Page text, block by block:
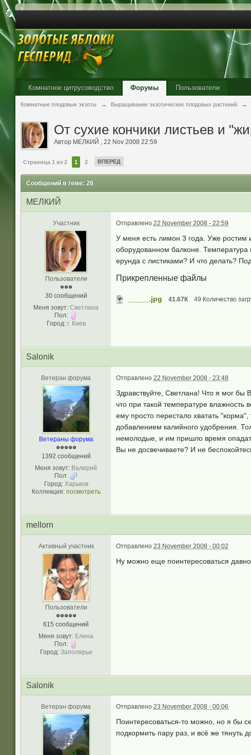
Комнатное цитрусоводство Форумы Пользователи
Комнатные плодовые экзоты → Выращивание экзотических плодовых растений →
От сухие кончики листьев и
Автор МЕЛКИЙ , 22 Nov 2008 22:59
Страница 1 из 2 1 2 ВПЕРЕД
Сообщений в теме: 26
МЕЛКИЙ
Участник
Пользователи
30 сообщений
Меня зовут: Светлана
Пол:
Город: г. Киев
Отправлено 22 November 2008 - 22:59
У меня есть лимон 3 года. Уже ростим
оборудованном балконе.
ерунда с листиками? И что делать?
Прикрепленные файлы
_____.jpg 41.67К 49 Количество
Salonik
Ветеран форума
Ветераны форума
1392 сообщений
Меня зовут: Валерий
Пол:
Город: Харьков
Коллекция: посмотреть
Отправлено 22 November 2008 - 23:48
Здравствуйте, Светлана! Что я мог бы
что при такой температуре
ему просто перестало хватать
добавлением калийного удобрения.
немолодые, и им пришло время
Вы не досвечиваете? И не
mellorn
Активный участник
Пользователи
615 сообщений
Меня зовут: Елена
Пол:
Город: Заполярье
Отправлено 23 November 2008 - 00:02
Ну можно еще поинтересоваться
Salonik
Ветеран форума Отправлено 23 November 2008 - 00:06
Поинтересоваться-то можно, но я бы
подкормить пару раз, и всё же тянуть